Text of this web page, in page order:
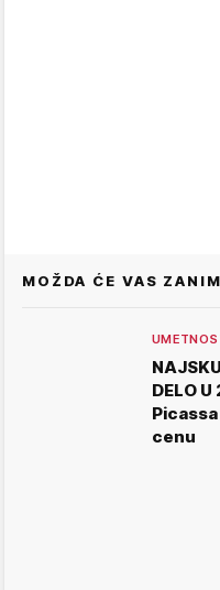
MOŽDA ĆE VAS
DELO
cenu